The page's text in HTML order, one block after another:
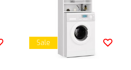
Sale